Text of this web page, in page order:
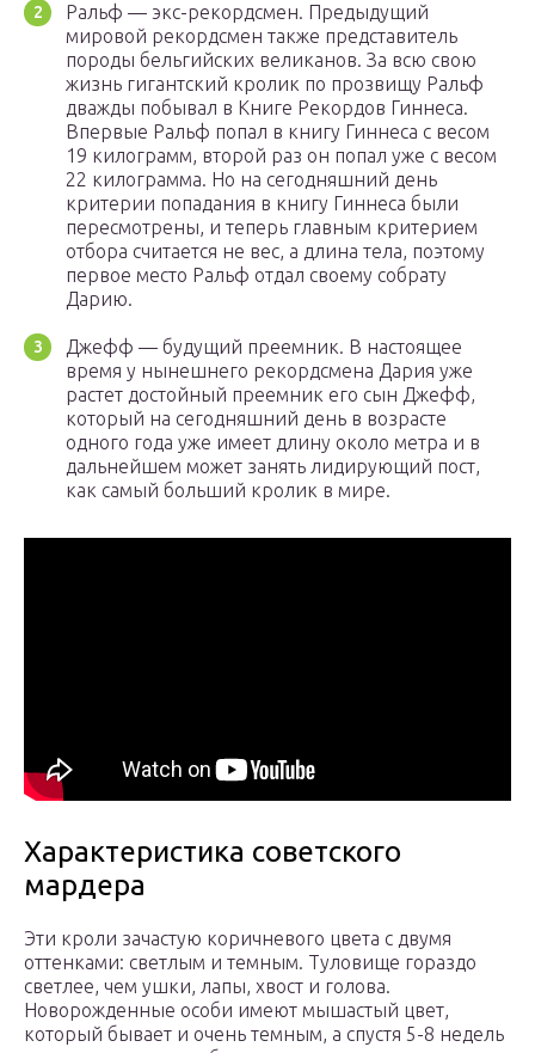
Ральф — экс-рекордсмен. Предыдущий
мировой рекордсмен также представитель
породы бельгийских великанов. За всю свою
жизнь гигантский кролик по прозвищу Ральф
дважды побывал в Книге Рекордов Гиннеса.
Впервые Ральф попал в книгу Гиннеса с весом
19 килограмм, второй раз он попал уже с весом
22 килограмма. Но на сегодняшний день
критерии попадания в книгу Гиннеса были
пересмотрены, и теперь главным критерием
отбора считается не вес, а длина тела, поэтому
первое место Ральф отдал своему собрату
Дарию.
Джефф — будущий преемник. В настоящее
время у нынешнего рекордсмена Дария уже
растет достойный преемник его сын Джефф,
который на сегодняшний день в возрасте
одного года уже имеет длину около метра и в
дальнейшем может занять лидирующий пост,
как самый больший кролик в мире.
Характеристика советского
мардера
Эти кроли зачастую коричневого цвета с двумя
оттенками: светлым и темным. Туловище гораздо
светлее, чем ушки, лапы, хвост и голова.
Новорожденные особи имеют мышастый цвет,
который бывает и очень темным, а спустя 5-8 недель